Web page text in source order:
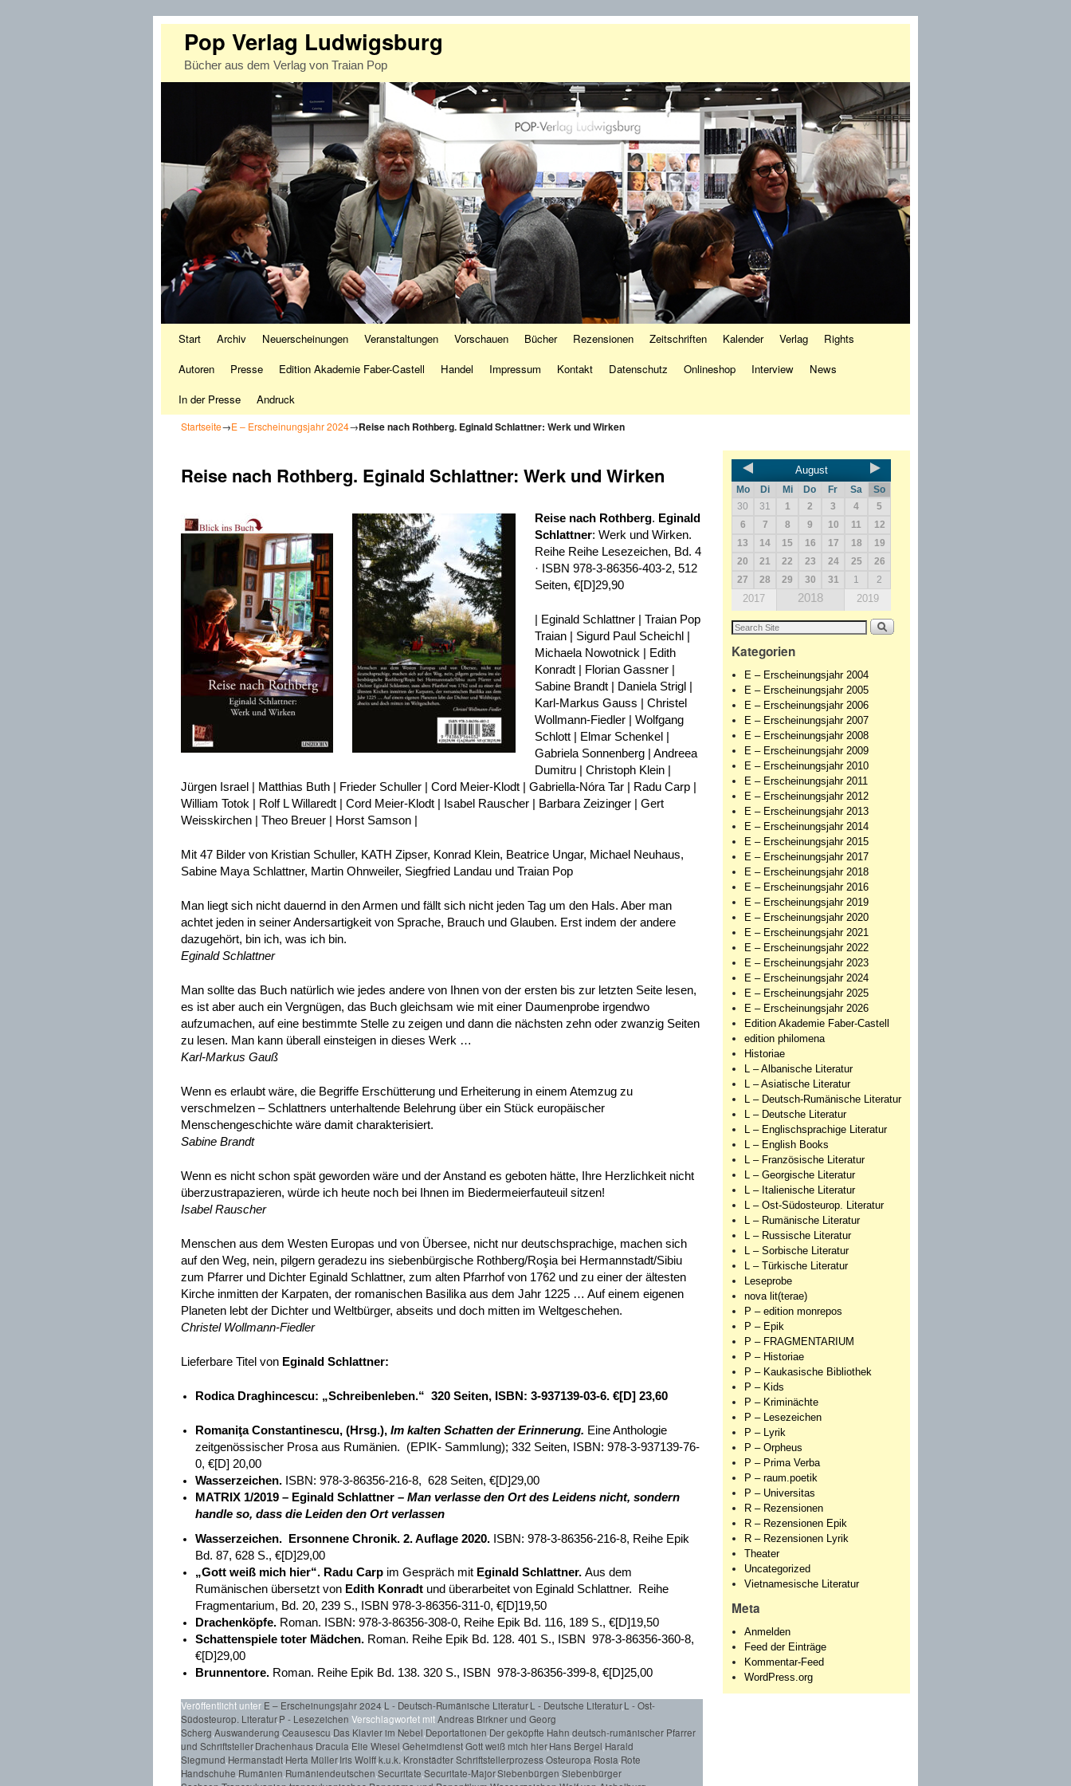
Pop Verlag Ludwigsburg
Bücher aus dem Verlag von Traian Pop
Start Archiv Neuerscheinungen Veranstaltungen Vorschauen Bücher Rezensionen Zeitschriften Kalender Verlag
Rights
Autoren
Presse Edition Akademie Faber-Castell Handel Impressum Kontakt Datenschutz Onlineshop Interview
News
In der Presse
Andruck
Startseite→E – Erscheinungsjahr 2024→Reise nach Rothberg. Eginald Schlattner: Werk und Wirken
Reise nach Rothberg. Eginald Schlattner: Werk und Wirken
Reise nach Rothberg. Eginald
Schlattner: Werk und Wirken.
Reihe Reihe Lesezeichen, Bd. 4
· ISBN 978-3-86356-403-2, 512
Seiten, €[D]29,90
| Eginald Schlattner | Traian Pop
Traian | Sigurd Paul Scheichl |
Michaela Nowotnick | Edith
Konradt | Florian Gassner |
Sabine Brandt | Daniela Strigl |
Karl-Markus Gauss | Christel
Wollmann-Fiedler | Wolfgang
Schlott | Elmar Schenkel |
Gabriela Sonnenberg | Andreea
Dumitru | Christoph Klein |
Jürgen Israel | Matthias Buth | Frieder Schuller | Cord Meier-Klodt | Gabriella-Nóra Tar | Radu Carp |
William Totok | Rolf L Willaredt | Cord Meier-Klodt | Isabel Rauscher | Barbara Zeizinger | Gert
Weisskirchen | Theo Breuer | Horst Samson |
Mit 47 Bilder von Kristian Schuller, KATH Zipser, Konrad Klein, Beatrice Ungar, Michael Neuhaus,
Sabine Maya Schlattner, Martin Ohnweiler, Siegfried Landau und Traian Pop
Man liegt sich nicht dauernd in den Armen und fällt sich nicht jeden Tag um den Hals. Aber man
achtet jeden in seiner Andersartigkeit von Sprache, Brauch und Glauben. Erst indem der andere
dazugehört, bin ich, was ich bin.
Eginald Schlattner
Man sollte das Buch natürlich wie jedes andere von Ihnen von der ersten bis zur letzten Seite lesen,
es ist aber auch ein Vergnügen, das Buch gleichsam wie mit einer Daumenprobe irgendwo
aufzumachen, auf eine bestimmte Stelle zu zeigen und dann die nächsten zehn oder zwanzig Seiten
zu lesen. Man kann überall einsteigen in dieses Werk …
Karl-Markus Gauß
Wenn es erlaubt wäre, die Begriffe Erschütterung und Erheiterung in einem Atemzug zu
verschmelzen – Schlattners unterhaltende Belehrung über ein Stück europäischer
Menschengeschichte wäre damit charakterisiert.
Sabine Brandt
Wenn es nicht schon spät geworden wäre und der Anstand es geboten hätte, Ihre Herzlichkeit nicht
überzustrapazieren, würde ich heute noch bei Ihnen im Bieder­meierfauteuil sitzen!
Isabel Rauscher
Menschen aus dem Westen Europas und von Übersee, nicht nur deutschsprachige, machen sich
auf den Weg, nein, pilgern geradezu ins siebenbürgische Rothberg/Roşia bei Hermannstadt/Sibiu
zum Pfarrer und Dichter Eginald Schlattner, zum alten Pfarrhof von 1762 und zu einer der ältesten
Kirche inmitten der Karpaten, der romanischen Basilika aus dem Jahr 1225 … Auf einem eigenen
Planeten lebt der Dichter und Weltbürger, abseits und doch mitten im Weltgeschehen.
Christel Wollmann-Fiedler
Lieferbare Titel von Eginald Schlattner:
Rodica Draghincescu: „Schreibenleben.“ 320 Seiten, ISBN: 3-937139-03-6. €[D] 23,60
Romaniţa Constantinescu,(Hrsg.), Im kalten Schatten der Erinnerung. Eine Anthologie
zeitgenössischer Prosa aus Rumänien. (EPIK- Sammlung); 332 Seiten, ISBN: 978-3-937139-76-
0, €[D] 20,00
Wasserzeichen. ISBN: 978-3-86356-216-8, 628 Seiten, €[D]29,00
MATRIX 1/2019 – Eginald Schlattner – Man verlasse den Ort des Leidens nicht, sondern
handle so, dass die Leiden den Ort verlassen
Wasserzeichen. Ersonnene Chronik. 2. Auflage 2020.ISBN: 978-3-86356-216-8, Reihe Epik
Bd. 87, 628 S., €[D]29,00
„Gott weiß mich hier“. Radu Carpim Gespräch mit Eginald Schlattner. Aus dem
Rumänischen übersetzt von Edith Konradtund überarbeitet von Eginald Schlattner.
Reihe
Fragmentarium, Bd. 20, 239 S., ISBN 978-3-86356-311-0, €[D]19,50
Drachenköpfe. Roman. ISBN: 978-3-86356-308-0, Reihe Epik Bd. 116, 189 S., €[D]19,50
Schattenspiele toter Mädchen.Roman. Reihe Epik Bd. 128. 401 S., ISBN 978-3-86356-360-8,
€[D]29,00
Brunnentore.Roman. Reihe Epik Bd. 138. 320 S., ISBN 978-3-86356-399-8, €[D]25,00
Veröffentlicht unter E – Erscheinungsjahr 2024 L - Deutsch-Rumänische Literatur,L - Deutsche Literatur,L - Ost-
Südosteurop. Literatur,P - Lesezeichen Verschlagwortet mitAndreas Birkner und Georg
Scherg Auswanderung Ceausescu Das Klavier im Nebel Deportationen Der geköpfte Hahn deutsch-rumänischer Pfarrer
und Schriftsteller,Drachenhaus Dracula Elie Wiesel GeheimdienstGott weiß mich hier,Hans Bergel Harald
Siegmund Hermanstadt Herta Müller,Iris Wolffk.u.k. Kronstädter SchriftstellerprozessOsteuropa Rosia Rote
Handschuhe Rumänien Rumäniendeutschen Securitate Securitate-Major,Siebenbürgen Siebenbürger
August
Mo Di Mi Do Fr Sa
So
30
31 1 2 3 4
5
6
7 8 9 10 11
12
13
14 15 16 17 18
19
20
21 22 23 24 25
26
27
28 29 30 31 1 2
2017 2018 2019
Kategorien
E – Erscheinungsjahr 2004
E – Erscheinungsjahr 2005
E – Erscheinungsjahr 2006
E – Erscheinungsjahr 2007
E – Erscheinungsjahr 2008
E – Erscheinungsjahr 2009
E – Erscheinungsjahr 2010
E – Erscheinungsjahr 2011
E – Erscheinungsjahr 2012
E – Erscheinungsjahr 2013
E – Erscheinungsjahr 2014
E – Erscheinungsjahr 2015
E – Erscheinungsjahr 2017
E – Erscheinungsjahr 2018
E – Erscheinungsjahr 2016
E – Erscheinungsjahr 2019
E – Erscheinungsjahr 2020
E – Erscheinungsjahr 2021
E – Erscheinungsjahr 2022
E – Erscheinungsjahr 2023
E – Erscheinungsjahr 2024
E – Erscheinungsjahr 2025
E – Erscheinungsjahr 2026
Edition Akademie Faber-Castell
edition philomena
Historiae
L – Albanische Literatur
L – Asiatische Literatur
L – Deutsch-Rumänische Literatur
L – Deutsche Literatur
L – Englischsprachige Literatur
L – English Books
L – Französische Literatur
L – Georgische Literatur
L – Italienische Literatur
L – Ost-Südosteurop. Literatur
L – Rumänische Literatur
L – Russische Literatur
L – Sorbische Literatur
L – Türkische Literatur
Leseprobe
nova lit(terae)
P – edition monrepos
P – Epik
P – FRAGMENTARIUM
P – Historiae
P – Kaukasische Bibliothek
P – Kids
P – Kriminächte
P – Lesezeichen
P – Lyrik
P – Orpheus
P – Prima Verba
P – raum.poetik
P – Universitas
R – Rezensionen
R – Rezensionen Epik
R – Rezensionen Lyrik
Theater
Uncategorized
Vietnamesische Literatur
Meta
Anmelden
Feed der Einträge
Kommentar-Feed
WordPress.org